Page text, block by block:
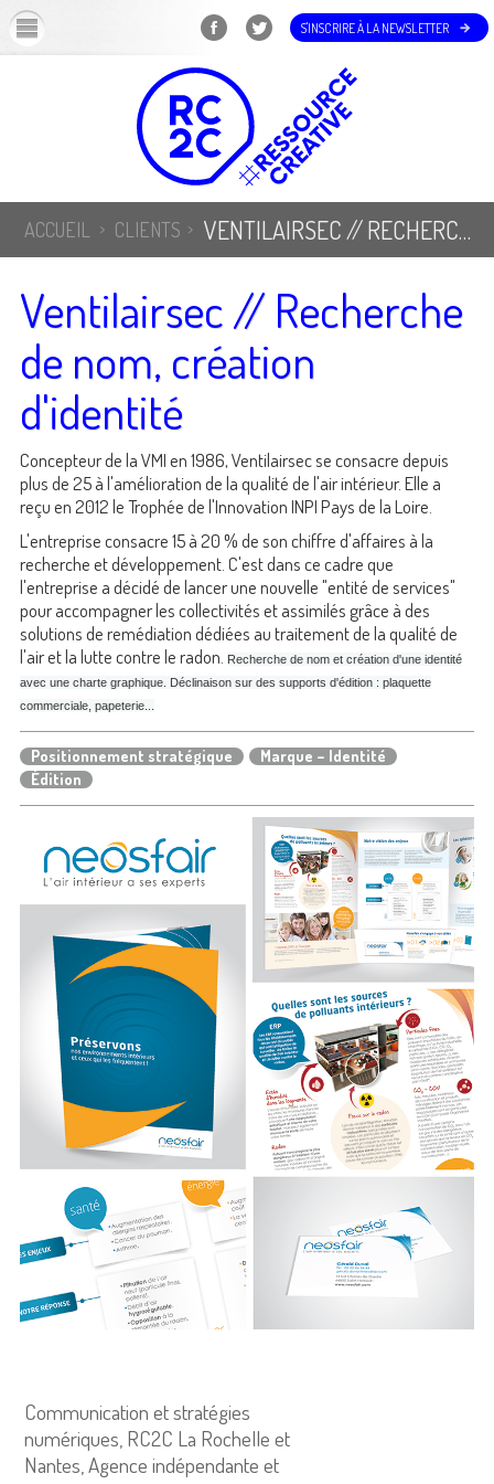
S'INSCRIRE À LA NEWSLETTER
ACCUEIL CLIENTS VENTILAIRSEC // RECHERCHE DE NOM, CRÉATION D'IDENTITÉ
Ventilairsec // Recherche
de nom, création
d'identité
Concepteur de la VMI en 1986, Ventilairsec se consacre depuis
plus de 25 à l'amélioration de la qualité de l'air intérieur. Elle a
reçu en 2012 le Trophée de l'Innovation INPI Pays de la Loire.
L'entreprise consacre 15 à 20 % de son chiffre d'affaires à la
recherche et développement. C'est dans ce cadre que
l'entreprise a décidé de lancer une nouvelle "entité de services"
pour accompagner les collectivités et assimilés grâce à des
solutions de remédiation dédiées au traitement de la qualité de
l'air et la lutte contre le radon.
Recherche de nom et création d'une identité
avec une charte graphique. Déclinaison sur des supports d'édition : plaquette
commerciale, papeterie...
Positionnement stratégique
Marque – Identité
Édition
Communication et stratégies
numériques, RC2C La Rochelle et
Nantes, Agence indépendante et